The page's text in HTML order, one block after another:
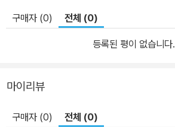
구매자 (0) 전체 (0)
등록된 평이 없습니다.
마이리뷰
구매자 (0) 전체 (0)